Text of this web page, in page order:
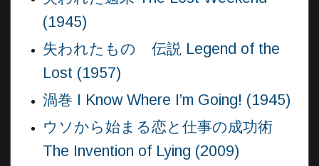
(1945)
失われたものゝ伝説 Legend of the
Lost (1957)
渦巻 I Know Where I’m Going! (1945)
ウソから始まる恋と仕事の成功術
The Invention of Lying (2009)